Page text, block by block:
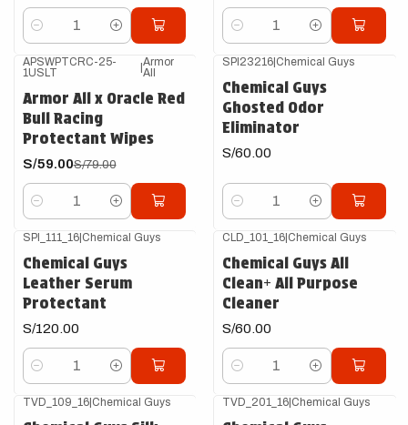
Cantidad Cantidad
-25%OFF
APSWPTCRC-25-
1USLT
|Armor
All
Armor All x Oracle Red
Bull Racing
Protectant Wipes
S/59.00S/79.00
Cantidad
SPI23216 Chemical Guys
Chemical Guys
Ghosted Odor
Eliminator
S/60.00
Cantidad
SPI_111_16| Chemical Guys
Chemical Guys
Leather Serum
Protectant
S/120.00
Cantidad
CLD_101_16 Chemical Guys
Chemical Guys All
Clean+ All Purpose
Cleaner
S/60.00
Cantidad
TVD_109_16| Chemical Guys TVD_201_16 Chemical Guys